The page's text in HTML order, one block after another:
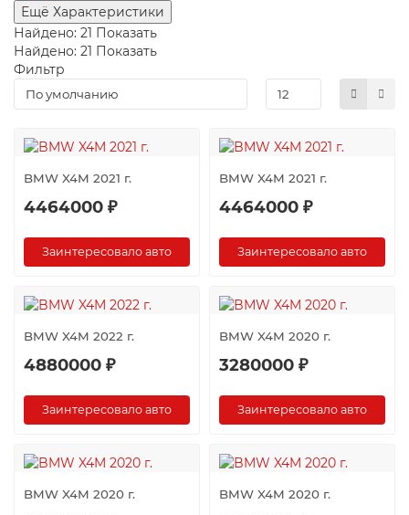
Ещё Характеристики
Найдено: 21 Показать
Найдено: 21 Показать
Фильтр
BMW X4M 2021 г.
4464000 ₽
Заинтересовало авто
BMW X4M 2021 г.
4464000 ₽
Заинтересовало авто
BMW X4M 2022 г.
4880000 ₽
Заинтересовало авто
BMW X4M 2020 г.
3280000 ₽
Заинтересовало авто
BMW X4M 2020 г. BMW X4M 2020 г.